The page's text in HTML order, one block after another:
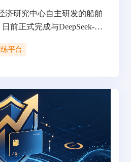
济研究中心自主研发的船舶
前正式完成与DeepSeek-R
平台